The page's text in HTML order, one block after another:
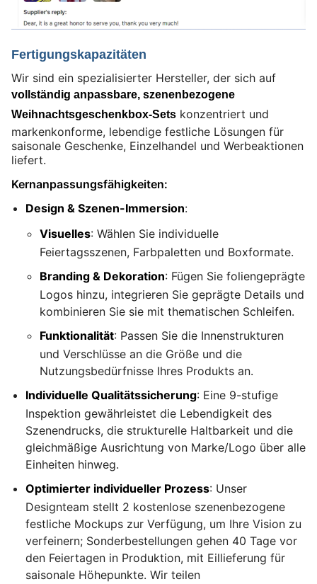
Fertigungskapazitäten
Wir sind ein spezialisierter Hersteller, der sich auf
vollständig anpassbare, szenenbezogene
Weihnachtsgeschenkbox-Sets konzentriert und
markenkonforme, lebendige festliche Lösungen für
saisonale Geschenke, Einzelhandel und Werbeaktionen
liefert.
Kernanpassungsfähigkeiten:
Design & Szenen-Immersion:
Visuelles: Wählen Sie individuelle
Feiertagsszenen, Farbpaletten und Boxformate.
Branding & Dekoration: Fügen Sie foliengeprägte
Logos hinzu, integrieren Sie geprägte Details und
kombinieren Sie sie mit thematischen Schleifen.
Funktionalität: Passen Sie die Innenstrukturen
und Verschlüsse an die Größe und die
Nutzungsbedürfnisse Ihres Produkts an.
Individuelle Qualitätssicherung: Eine 9-stufige
Inspektion gewährleistet die Lebendigkeit des
Szenendrucks, die strukturelle Haltbarkeit und die
gleichmäßige Ausrichtung von Marke/Logo über alle
Einheiten hinweg.
Optimierter individueller Prozess: Unser
Designteam stellt 2 kostenlose szenenbezogene
festliche Mockups zur Verfügung, um Ihre Vision zu
verfeinern; Sonderbestellungen gehen 40 Tage vor
den Feiertagen in Produktion, mit Eillieferung für
saisonale Höhepunkte. Wir teilen